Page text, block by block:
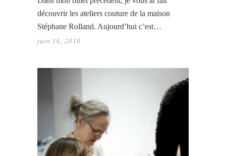
découvrir les ateliers couture de la maison
Stéphane Rolland. Aujourd’hui c’est…
juin 16, 2010